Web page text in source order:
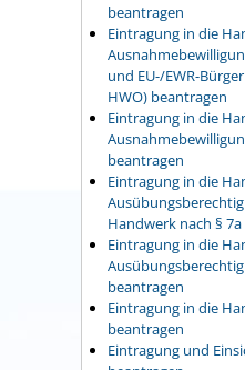
beantragen
Eintragung in die
und EU-/EWR-
HWO) beantragen
Eintragung in die
beantragen
Eintragung in die
Handwerk nach §
Eintragung in die
beantragen
Eintragung in die
beantragen
Eintragung und